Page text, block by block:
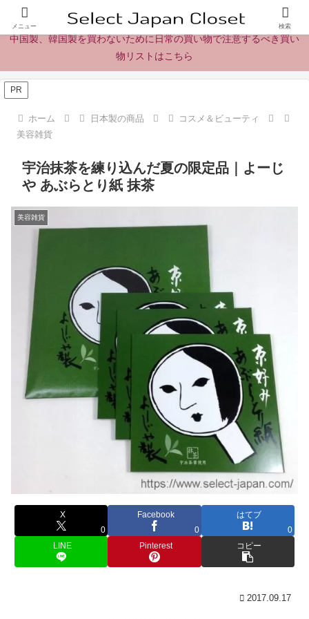
日本製の商品、製品、食品レビューとニュース
中国製、韓国製を買わないために日常の買い物で注意するべき買い
物リストはこちら
PR
ホーム 日本製の商品
コスメ＆ビューティ
美容雑貨
宇治抹茶を練り込んだ夏の限定品｜よーじ
や あぶらとり紙 抹茶
美容雑貨
X
0
Facebook
0
はてブ
0
LINE
Pinterest コピー
2017.09.17
メニュー 検索